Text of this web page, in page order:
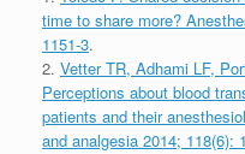
time to share more?
1151-3.
2. Vetter TR, Adhami LF,
Perceptions about blood
patients and their
and analgesia 2014; 118(6):